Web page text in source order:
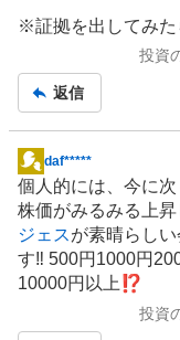
※証拠を出してみた
投資
返信
掲
示
板
記
事
daf*****
個人的には、今に
株価がみるみる上昇
ジェスが素晴らし
す‼️ 500円1000円
10000円以上⁉️
投資